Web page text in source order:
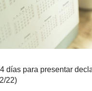
días para presentar
22)